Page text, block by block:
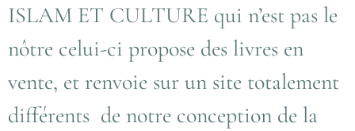
ISLAM ET CULTURE qui n’est pas le
nôtre celui-ci propose des livres en
vente, et renvoie sur un site totalement
différents de notre conception de la